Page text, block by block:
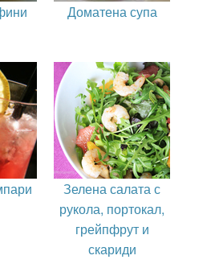
Доматена супа
Зелена салата с
рукола, портокал,
грейпфрут и
скариди